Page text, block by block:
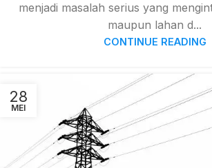
menjadi masalah serius yang
maupun lahan d...
CONTINUE READING
28
MEI